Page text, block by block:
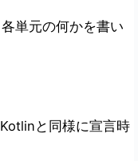
単元の何かを書い
と同様に宣言時